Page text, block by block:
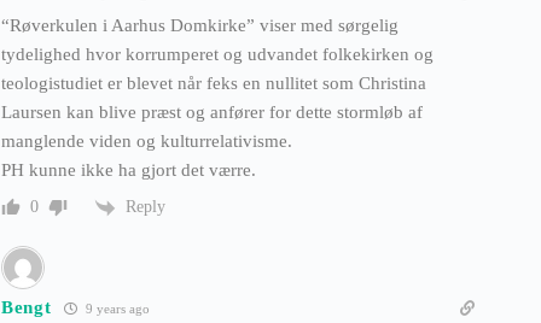
“Røverkulen i Aarhus Domkirke” viser med sørgelig
tydelighed hvor korrumperet og udvandet folkekirken og
teologistudiet er blevet når feks en nullitet som Christina
Laursen kan blive præst og anfører for dette stormløb af
manglende viden og kulturrelativisme.
PH kunne ikke ha gjort det værre.
0 Reply
Bengt 9 years ago